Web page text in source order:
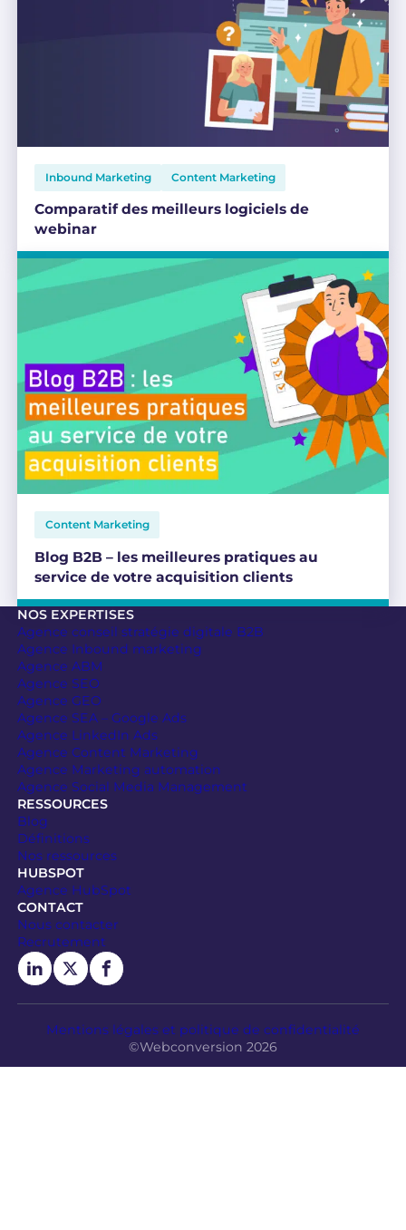
Inbound Marketing Content Marketing
Comparatif des meilleurs logiciels de
webinar
Content Marketing
Blog B2B – les meilleures pratiques au
service de votre acquisition clients
NOS EXPERTISES
Agence conseil stratégie digitale B2B
Agence Inbound marketing
Agence ABM
Agence SEO
Agence GEO
Agence SEA – Google Ads
Agence LinkedIn Ads
Agence Content Marketing
Agence Marketing automation
Agence Social Media Management
RESSOURCES
Blog
Définitions
Nos ressources
HUBSPOT
Agence HubSpot
CONTACT
Nous contacter
Recrutement
Mentions légales et politique de confidentialité
©Webconversion 2026